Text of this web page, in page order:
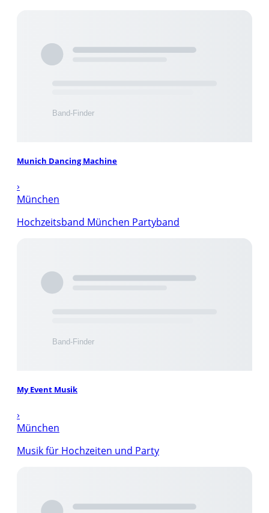
Munich Dancing Machine
›
München
Hochzeitsband München Partyband
My Event Musik
›
München
Musik für Hochzeiten und Party